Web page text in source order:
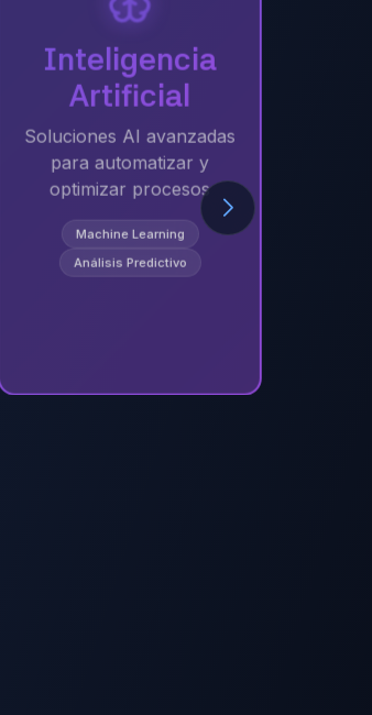
Inteligencia
Artificial
Soluciones AI avanzadas
para automatizar y
optimizar procesos
Machine Learning
Análisis Predictivo